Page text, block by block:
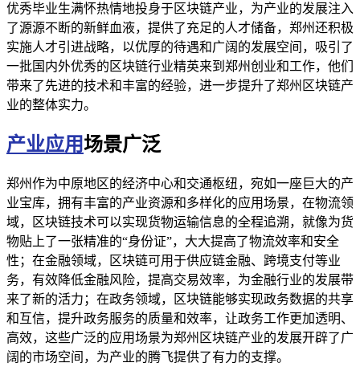
优秀毕业生满怀热情地投身于区块链产业，为产业的发展注入
了源源不断的新鲜血液，提供了充足的人才储备，郑州还积极
实施人才引进战略，以优厚的待遇和广阔的发展空间，吸引了
一批国内外优秀的区块链行业精英来到郑州创业和工作，他们
带来了先进的技术和丰富的经验，进一步提升了郑州区块链产
业的整体实力。
产业应用场景广泛
郑州作为中原地区的经济中心和交通枢纽，宛如一座巨大的产
业宝库，拥有丰富的产业资源和多样化的应用场景，在物流领
域，区块链技术可以实现货物运输信息的全程追溯，就像为货
物贴上了一张精准的“身份证”，大大提高了物流效率和安全
性；在金融领域，区块链可用于供应链金融、跨境支付等业
务，有效降低金融风险，提高交易效率，为金融行业的发展带
来了新的活力；在政务领域，区块链能够实现政务数据的共享
和互信，提升政务服务的质量和效率，让政务工作更加透明、
高效，这些广泛的应用场景为郑州区块链产业的发展开辟了广
阔的市场空间，为产业的腾飞提供了有力的支撑。